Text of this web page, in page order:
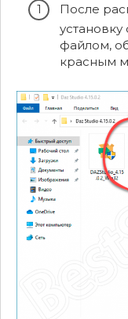
После
файлом,
красным